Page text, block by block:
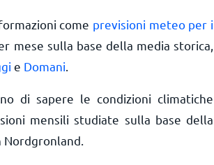
come previsioni meteo per i
mese sulla base della media storica,
e Domani
di sapere le condizioni climatiche
mensili studiate sulla base della